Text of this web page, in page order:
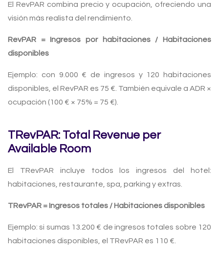
El RevPAR combina precio y ocupación, ofreciendo una
visión más realista del rendimiento.
RevPAR = Ingresos por habitaciones / Habitaciones
disponibles
Ejemplo: con 9.000 € de ingresos y 120 habitaciones
disponibles, el RevPAR es 75 €. También equivale a ADR ×
ocupación (100 € × 75% = 75 €).
TRevPAR: Total Revenue per
Available Room
El TRevPAR incluye todos los ingresos del hotel:
habitaciones, restaurante, spa, parking y extras.
TRevPAR = Ingresos totales / Habitaciones disponibles
Ejemplo: si sumas 13.200 € de ingresos totales sobre 120
habitaciones disponibles, el TRevPAR es 110 €.